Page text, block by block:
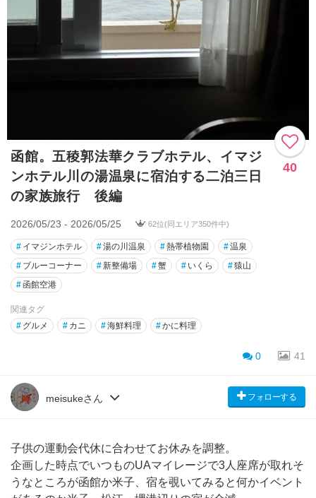
函館。五稜郭法華クラブホテル、イマジ
ンホテル川の湯温泉に宿泊する二泊三日
の家族旅行 後編
40
2026/05/23 - 2026/05/25 62位(同エリア350件中)
# イマジンホテル #湯の川温泉 #熱帯植物園 #温泉
# ブルーコーナー #新整備場 #蟹 # いくら #猿山
#函館空港
関連タグ
# グルメ # カニ #海鮮料理 #かに料理
0 41
meisukeさん フォローする
子供の運動会代休に合わせてお休みを調整。
企画した時点でいつものUAマイレージで3人座席が取れそ
うなところが函館か米子、宿を覗いてみると何かイベント